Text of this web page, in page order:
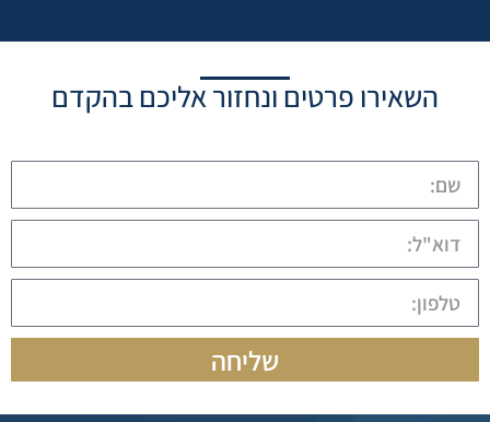
השאירו פרטים ונחזור אליכם בהקדם
שליחה